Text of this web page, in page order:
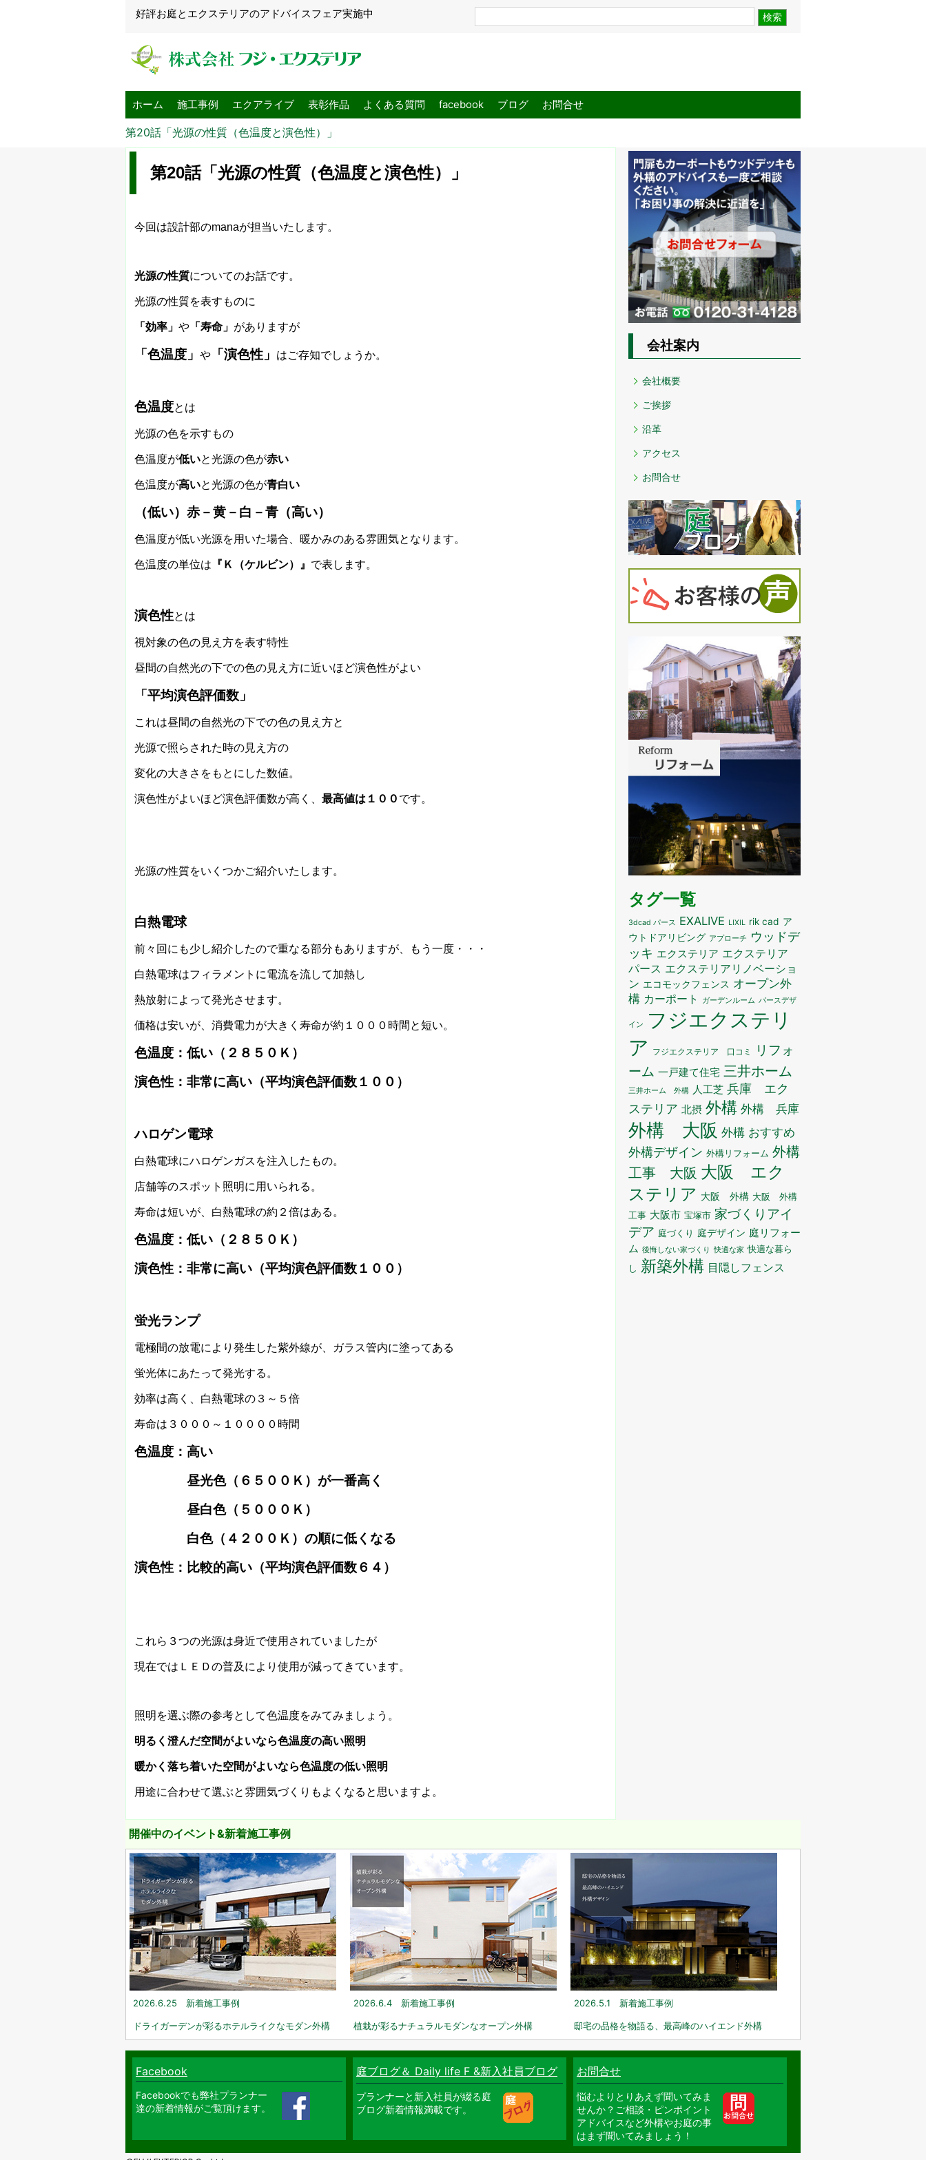
好評お庭とエクステリアのアドバイスフェア実施中
ホーム 施工事例 エクアライブ 表彰作品 よくある質問 facebook ブログ お問合せ
第20話「光源の性質（色温度と演色性）」
第20話「光源の性質（色温度と演色性）」
今回は設計部のmanaが担当いたします。
光源の性質についてのお話です。
光源の性質を表すものに
「効率」 や 「寿命」 がありますが
「色温度」 や 「演色性」 はご存知でしょうか。
色温度とは
光源の色を示すもの
色温度が低いと光源の色が赤い
色温度が高いと光源の色が青白い
（低い）赤－黄－白－青（高い）
色温度が低い光源を用いた場合、暖かみのある雰囲気となります。
色温度の単位は 『Ｋ（ケルビン）』 で表します。
演色性とは
視対象の色の見え方を表す特性
昼間の自然光の下での色の見え方に近いほど演色性がよい
「平均演色評価数」
これは昼間の自然光の下での色の見え方と
光源で照らされた時の見え方の
変化の大きさをもとにした数値。
演色性がよいほど演色評価数が高く、 最高値は１００ です。
光源の性質をいくつかご紹介いたします。
白熱電球
前々回にも少し紹介したので重なる部分もありますが、もう一度・・・
白熱電球はフィラメントに電流を流して加熱し
熱放射によって発光させます。
価格は安いが、消費電力が大きく寿命が約１０００時間と短い。
色温度：低い（２８５０Ｋ）
演色性：非常に高い（平均演色評価数１００）
ハロゲン電球
白熱電球にハロゲンガスを注入したもの。
店舗等のスポット照明に用いられる。
寿命は短いが、白熱電球の約２倍はある。
色温度：低い（２８５０Ｋ）
演色性：非常に高い（平均演色評価数１００）
蛍光ランプ
電極間の放電により発生した紫外線が、ガラス管内に塗ってある
蛍光体にあたって発光する。
効率は高く、白熱電球の３～５倍
寿命は３０００～１００００時間
色温度：高い
昼光色（６５００Ｋ）が一番高く
昼白色（５０００Ｋ）
白色（４２００Ｋ）の順に低くなる
演色性：比較的高い（平均演色評価数６４）
これら３つの光源は身近で使用されていましたが
現在ではＬＥＤの普及により使用が減ってきています。
照明を選ぶ際の参考として色温度をみてみましょう。
明るく澄んだ空間がよいなら色温度の高い照明
暖かく落ち着いた空間がよいなら色温度の低い照明
用途に合わせて選ぶと雰囲気づくりもよくなると思いますよ。
会社案内
会社概要
ご挨拶
沿革
アクセス
お問合せ
タグ一覧
3dcad パース EXALIVE LIXIL rik cad ア
ウトドアリビング アプローチ
ウッドデ
ッキ エクステリア エクステリア
パース エクステリアリノベーショ
ン エコモックフェンス オープン外
構 カーポート ガーデンルーム パースデザ
イン
フジエクステリ
ア フジエクステリア 口コミ
リフォ
ーム 一戸建て住宅 三井ホーム
三井ホーム 外構 人工芝 兵庫 エク
ステリア 北摂 外構 外構 兵庫
外構 大阪 外構 おすすめ
外構デザイン 外構リフォーム 外構
工事 大阪 大阪 エク
ステリア 大阪 外構 大阪 外構
工事 大阪市 宝塚市 家づくりアイ
デア 庭づくり 庭デザイン 庭リフォー
ム 後悔しない家づくり 快適な家 快適な暮ら
し 新築外構 目隠しフェンス
開催中のイベント&新着施工事例
2026.6.25 新着施工事例
ドライガーデンが彩るホテルライクなモダン外構
2026.6.4 新着施工事例
植栽が彩るナチュラルモダンなオープン外構
2026.5.1 新着施工事例
邸宅の品格を物語る、最高峰のハイエンド外構
Facebook
Facebookでも弊社プランナー
達の新着情報がご覧頂けます。
庭ブログ＆ Daily life F &新入社員ブログ
プランナーと新入社員が綴る庭
ブログ新着情報満載です。
お問合せ
悩むよりとりあえず聞いてみま
せんか？ご相談・ピンポイント
アドバイスなど外構やお庭の事
はまず聞いてみましょう！